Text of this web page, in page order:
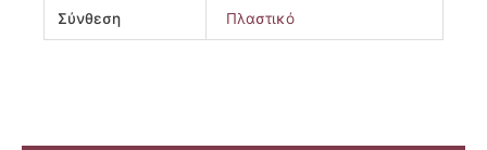
Σύνθεση Πλαστικό